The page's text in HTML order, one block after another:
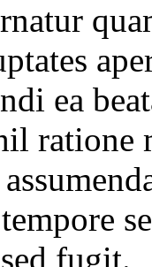
ea
ratione
fugit.